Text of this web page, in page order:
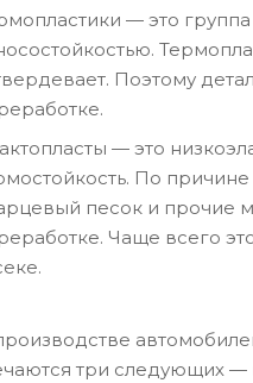
— это
Поэтому
— это
По
песок и прочие
Чаще всего
три следующих